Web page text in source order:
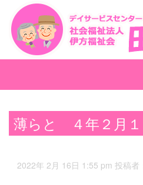
薄らと ４年２月１
2022年 2月 16日 1:55 pm 投稿者